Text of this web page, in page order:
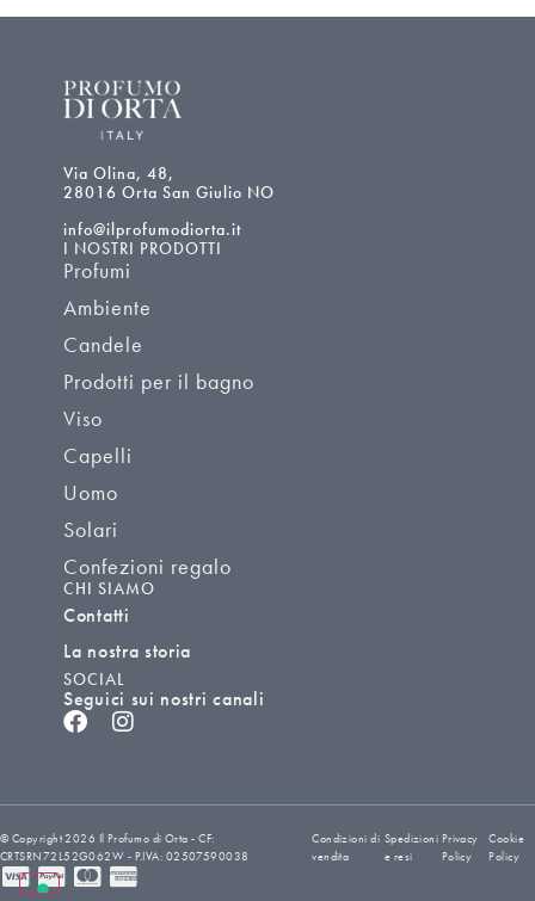
Via Olina, 48,
28016 Orta San Giulio NO
info@ilprofumodiorta.it
I NOSTRI PRODOTTI
Profumi
Ambiente
Candele
Prodotti per il bagno
Viso
Capelli
Uomo
Solari
Confezioni regalo
CHI SIAMO
Contatti
La nostra storia
SOCIAL
Seguici sui nostri canali
© Copyright 2026 Il Profumo di Orta - CF:
CRTSRN72L52G062W - P.IVA: 02507590038
Condizioni di
vendita
Spedizioni
e resi
Privacy
Policy
Cookie
Policy